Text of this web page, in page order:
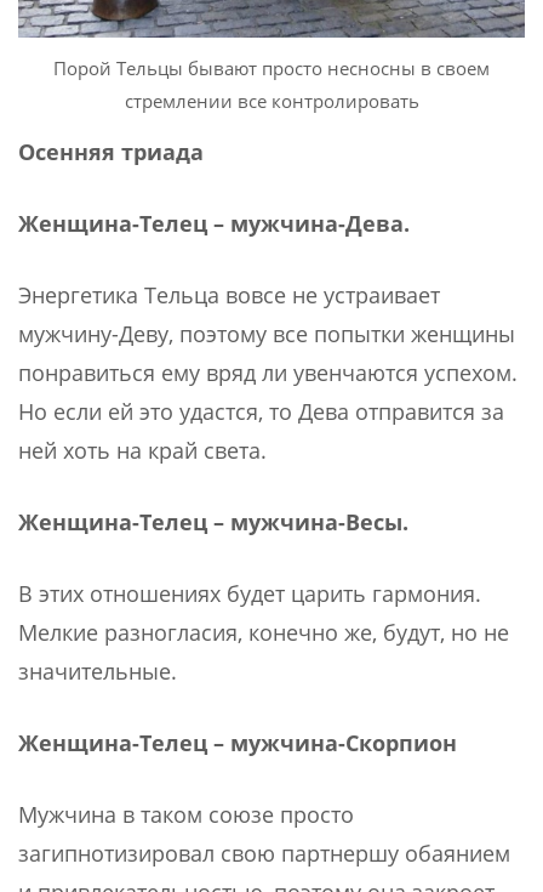
Порой Тельцы бывают просто несносны в своем
стремлении все контролировать
Осенняя триада
Женщина-Телец – мужчина-Дева.
Энергетика Тельца вовсе не устраивает
мужчину-Деву, поэтому все попытки женщины
понравиться ему вряд ли увенчаются успехом.
Но если ей это удастся, то Дева отправится за
ней хоть на край света.
Женщина-Телец – мужчина-Весы.
В этих отношениях будет царить гармония.
Мелкие разногласия, конечно же, будут, но не
значительные.
Женщина-Телец – мужчина-Скорпион
Мужчина в таком союзе просто
загипнотизировал свою партнершу обаянием